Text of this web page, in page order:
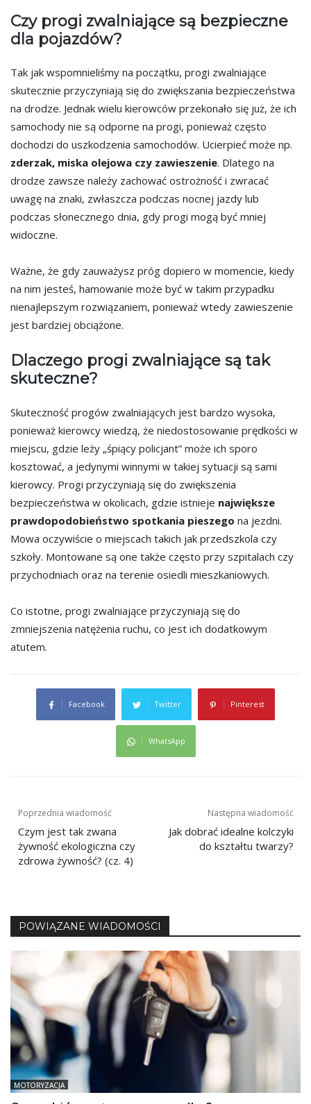
Czy progi zwalniające są bezpieczne
dla pojazdów?
Tak jak wspomnieliśmy na początku, progi zwalniające
skutecznie przyczyniają się do zwiększania bezpieczeństwa
na drodze. Jednak wielu kierowców przekonało się już, że ich
samochody nie są odporne na progi, ponieważ często
dochodzi do uszkodzenia samochodów. Ucierpieć może np.
zderzak, miska olejowa czy zawieszenie. Dlatego na
drodze zawsze należy zachować ostrożność i zwracać
uwagę na znaki, zwłaszcza podczas nocnej jazdy lub
podczas słonecznego dnia, gdy progi mogą być mniej
widoczne.
Ważne, że gdy zauważysz próg dopiero w momencie, kiedy
na nim jesteś, hamowanie może być w takim przypadku
nienajlepszym rozwiązaniem, ponieważ wtedy zawieszenie
jest bardziej obciążone.
Dlaczego progi zwalniające są tak
skuteczne?
Skuteczność progów zwalniających jest bardzo wysoka,
ponieważ kierowcy wiedzą, że niedostosowanie prędkości w
miejscu, gdzie leży „śpiący policjant” może ich sporo
kosztować, a jedynymi winnymi w takiej sytuacji są sami
kierowcy. Progi przyczyniają się do zwiększenia
bezpieczeństwa w okolicach, gdzie istnieje największe
prawdopodobieństwo spotkania pieszego na jezdni.
Mowa oczywiście o miejscach takich jak przedszkola czy
szkoły. Montowane są one także często przy szpitalach czy
przychodniach oraz na terenie osiedli mieszkaniowych.
Co istotne, progi zwalniające przyczyniają się do
zmniejszenia natężenia ruchu, co jest ich dodatkowym
atutem.
Facebook Twitter Pinterest
WhatsApp
Nawigacja
wpisu
Poprzednia wiadomość
Czym jest tak zwana
żywność ekologiczna czy
zdrowa żywność? (cz. 4)
Następna wiadomość
Jak dobrać idealne kolczyki
do kształtu twarzy?
POWIĄZANE WIADOMOŚCI
MOTORYZACJA